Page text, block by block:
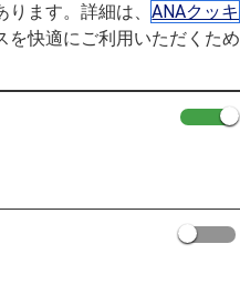
子様向けです。
ります。詳細は、ANAクッキ
を快適にご利用いただくため